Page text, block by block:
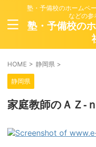
塾・予備校のホームペ
などの参
塾・予備校の
HOME > 静岡県 >
静岡県
家庭教師のＡＺ‐